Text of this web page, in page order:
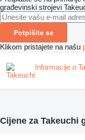
građevinski strojevi
Potpišite se
Klikom pristajete na našu
Informacije o
Cijene za Takeuchi